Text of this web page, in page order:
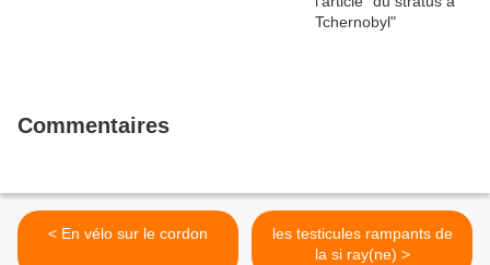
Commentaires
< En vélo sur le cordon
les testicules rampants de
la si ray(ne) >